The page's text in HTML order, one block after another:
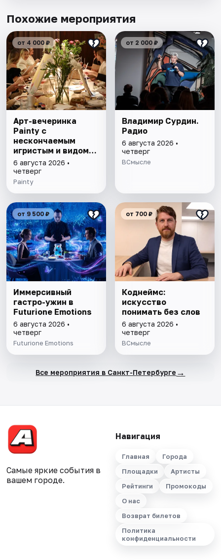
Похожие мероприятия
от 4 000 ₽
Арт-вечеринка
Painty с
нескончаемым
игристым и видом
на Театр им. Андрея
Миронова
6 августа 2026 •
четверг
Painty
от 2 000 ₽
Владимир Сурдин.
Радио
6 августа 2026 •
четверг
ВСмысле
от 9 500 ₽
Иммерсивный
гастро-ужин в
Futurione Emotions
6 августа 2026 •
четверг
Futurione Emotions
от 700 ₽
Коднеймс:
искусство
понимать без слов
6 августа 2026 •
четверг
ВСмысле
Все мероприятия в Санкт-Петербурге →
Самые яркие события в
вашем городе.
Навигация
Главная
Города
Площадки
Артисты
Рейтинги
Промокоды
О нас
Возврат билетов
Политика
конфиденциальности